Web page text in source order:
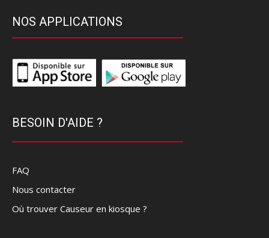
NOS APPLICATIONS
BESOIN D'AIDE ?
FAQ
Nous contacter
Où trouver Causeur en kiosque ?